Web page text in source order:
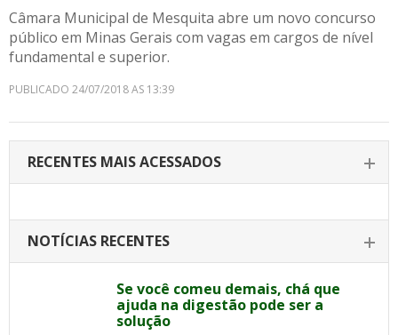
Câmara Municipal de Mesquita abre um novo concurso
público em Minas Gerais com vagas em cargos de nível
fundamental e superior.
PUBLICADO 24/07/2018 AS 13:39
RECENTES MAIS ACESSADOS
NOTÍCIAS RECENTES
Se você comeu demais, chá que
ajuda na digestão pode ser a
solução